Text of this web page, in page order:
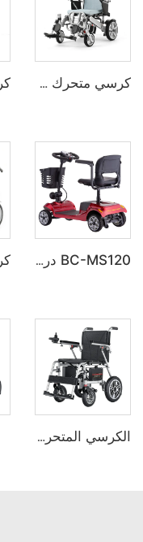
كرسي متحرك كهربائي خفيف الوزن للسفر مع مسند قدم قابل للرفع BC-EA8000-A
BC-MS120 دراجة كهربائية كلاسيكية رباعية العجلات للطرق الوعنة لكبار السن
الكرسي المتحرك الكهربائي القابل للطي فائق الخفة BC-EA8001-LW للبالغين